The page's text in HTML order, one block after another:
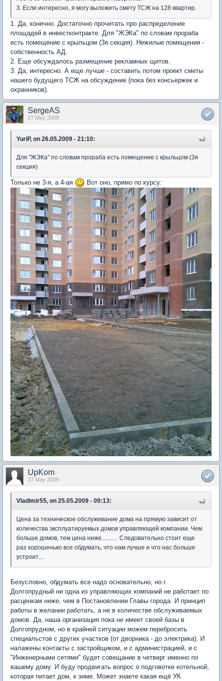
3. Если интересно, я могу выложить смету ТСЖ на 128 квартир.
1. Да, конечно. Достаточно прочитать про распределение
площадей в инвестконтракте. Для "ЖЭКа" по словам прораба
есть помещение с крыльцом (3я секция). Нежилые помещения -
собственность АД.
2. Еще обсуждалось размещение рекламных щитов.
3. Да, интересно. А еще лучше - составить потом проект сметы
нашего будущего ТСЖ на обсуждение (пока без консьержек и
охранников).
SergeAS
27 May 2009
YuriP, on 26.05.2009 - 21:10:
Для "ЖЭКа" по словам прораба есть помещение с крыльцом (3я
секция)
Только не 3-я, а 4-ая Вот оно, прямо по курсу:
UpKom
27 May 2009
Vladimir55, on 25.05.2009 - 09:13:
Цена за техническое обслуживание дома на прямую зависит от
количества эксплуатируемых домов управляющей компании. Чем
больше домов, тем цена ниже........... Следовательно стоит еще
раз хорошенько все обдумать, что нам лучше и что нас больше
устроит....
Безусловно, обдумать все надо основательно, но г.
Долгопрудный ни одна из управляющих компаний не работает по
расценкам ниже, чем в Постановлении Главы города. И принцип
работы в желании работать, а не в количестве обслуживаемых
домов. Да, наша организация пока не имеет своей базы в
Долгопрудном, но в крайней ситуации можем перебросить
специальстов с других участков (от дворника - до электрика). И
налажены контакты с застройщиком, и с администрацией, и с
"Инженерными сетями" будет совещание в четверг именно по
вашему дому. И буду продвигать вопрос о подговотке котельной,
которая питает дом, к зиме. Может знаете какая ещё УК